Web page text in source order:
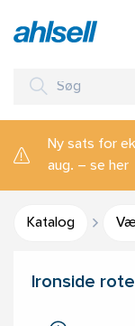
Ny sats for
aug. – se her
Katalog
Ironside